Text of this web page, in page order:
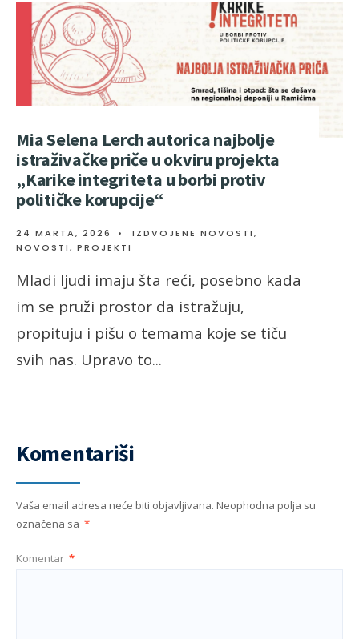
Mia Selena Lerch autorica najbolje
istraživačke priče u okviru projekta
„Karike integriteta u borbi protiv
političke korupcije“
24 MARTA, 2026 • IZDVOJENE NOVOSTI,
NOVOSTI, PROJEKTI
Mladi ljudi imaju šta reći, posebno kada
im se pruži prostor da istražuju,
propituju i pišu o temama koje se tiču
svih nas. Upravo to...
Komentariši
Vaša email adresa neće biti objavljivana. Neophodna polja su
označena sa *
Komentar *